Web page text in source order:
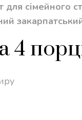
для сімейного
4